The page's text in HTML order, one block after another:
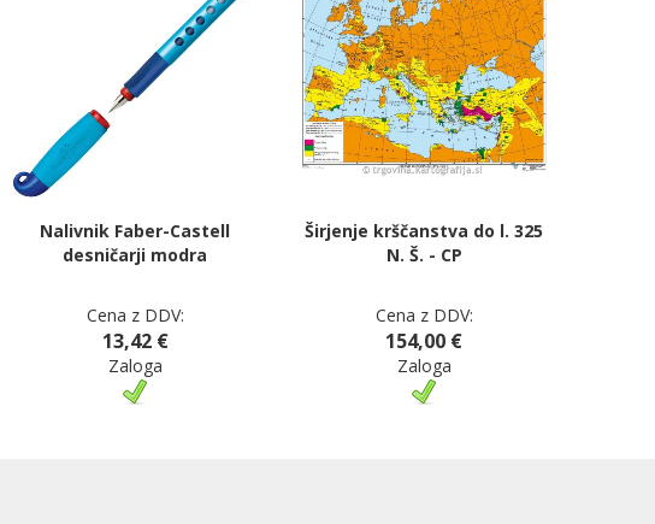
Nalivnik Faber-Castell
desničarji modra
Cena z DDV:
13,42 €
Zaloga
Širjenje krščanstva do l. 325
N. Š. - CP
Cena z DDV:
154,00 €
Zaloga